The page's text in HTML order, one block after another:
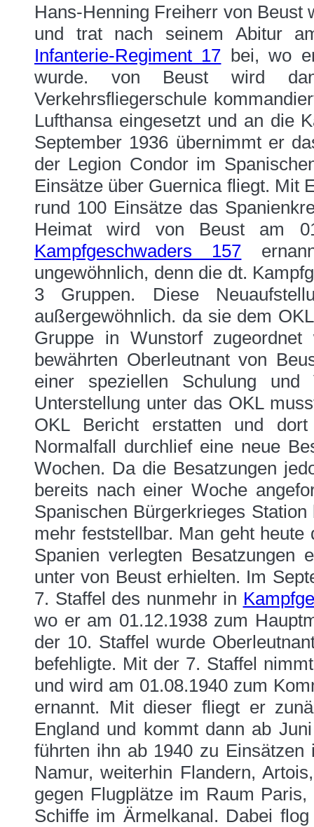
Hans-Henning Freiherr von Beust
und trat nach seinem Abitur
Infanterie-Regiment 17 bei, wo
wurde. von Beust wird
Verkehrsfliegerschule
Lufthansa eingesetzt und an die
September 1936 übernimmt er
der Legion Condor im
Einsätze über Guernica fliegt. Mit
rund 100 Einsätze das
Heimat wird von Beust am
Kampfgeschwaders 157
ungewöhnlich, denn die dt.
3 Gruppen. Diese
außergewöhnlich. da sie dem
Gruppe in Wunstorf
bewährten Oberleutnant von
einer speziellen Schulung und
Unterstellung unter das OKL
OKL Bericht erstatten und
Normalfall durchlief eine neue
Wochen. Da die Besatzungen
bereits nach einer Woche
Spanischen Bürgerkrieges
mehr feststellbar. Man geht
Spanien verlegten Besatzungen
unter von Beust erhielten. Im
7. Staffel des nunmehr in
wo er am 01.12.1938 zum
der 10. Staffel wurde
befehligte. Mit der 7. Staffel
und wird am 01.08.1940 zum
ernannt. Mit dieser fliegt er
England und kommt dann ab
führten ihn ab 1940 zu
Namur, weiterhin Flandern,
gegen Flugplätze im Raum
Schiffe im Ärmelkanal. Dabei